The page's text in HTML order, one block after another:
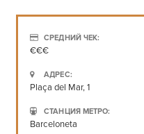
СРЕДНИЙ ЧЕК:
€€€
АДРЕС:
Plaça del Mar, 1
СТАНЦИЯ МЕТРО:
Barceloneta